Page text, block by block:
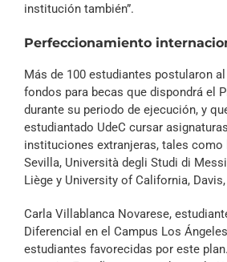
institución también”.
Perfeccionamiento
Más de 100 estudiantes postularon
fondos para becas que dispondrá el
durante su periodo de ejecución, y
estudiantado UdeC cursar
instituciones extranjeras, tales como
Sevilla, Università degli Studi di
Liège y University of California,
Carla Villablanca Novarese,
Diferencial en el Campus Los
estudiantes favorecidas por este